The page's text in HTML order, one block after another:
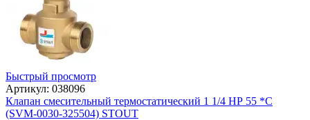
Быстрый просмотр
Артикул: 038096
Клапан смесительный термостатический 1 1/4 НР 55 *С
(SVM-0030-325504) STOUT